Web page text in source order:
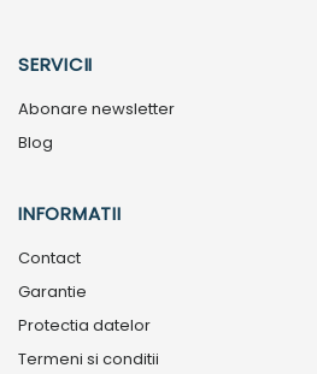
SERVICII
Abonare newsletter
Blog
INFORMATII
Contact
Garantie
Protectia datelor
Termeni si conditii